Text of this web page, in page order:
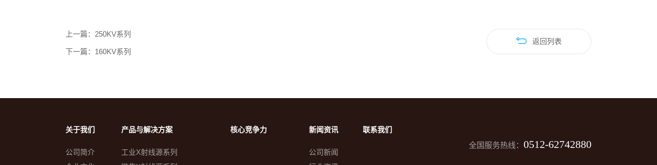
上一篇：250KV系列
下一篇：160KV系列
返回列表
全国服务热线： 0512-62742880
关于我们
公司简介
产品与解决方案
工业X射线源系列
核心竞争力 新闻资讯
公司新闻
联系我们